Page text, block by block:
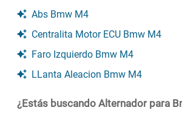
Abs Bmw M4
Centralita Motor ECU Bmw M4
Faro Izquierdo Bmw M4
LLanta Aleacion Bmw M4
¿Estás buscando Alternador para